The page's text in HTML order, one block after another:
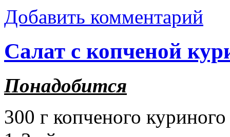
Добавить комментарий
Cалат с копченой
Понадобится
300 г копченого